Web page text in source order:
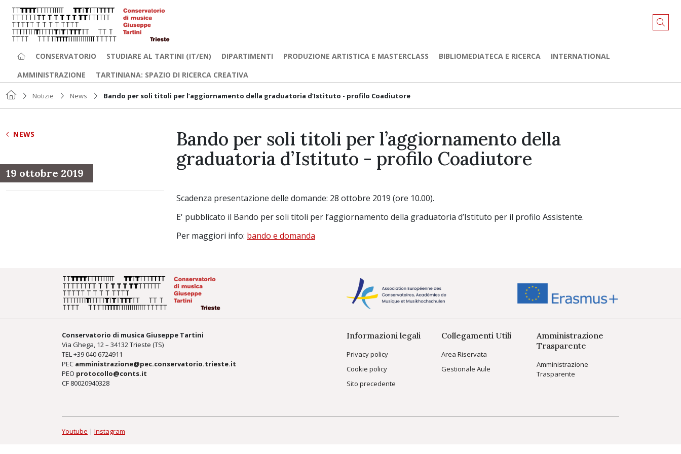
CONSERVATORIO STUDIARE AL TARTINI (IT/EN) DIPARTIMENTI PRODUZIONE ARTISTICA E MASTERCLASS BIBLIOMEDIATECA E RICERCA
INTERNATIONAL
AMMINISTRAZIONE
TARTINIANA: SPAZIO DI RICERCA CREATIVA
Notizie News Bando per soli titoli per l’aggiornamento della graduatoria d’Istituto - profilo Coadiutore
NEWS
19 ottobre 2019
Bando per soli titoli per l’aggiornamento della
graduatoria d’Istituto - profilo Coadiutore
Scadenza presentazione delle domande: 28 ottobre 2019 (ore 10.00).
E' pubblicato il Bando per soli titoli per l’aggiornamento della graduatoria d’Istituto per il profilo Assistente.
Per maggiori info: bando e domanda
Conservatorio di musica Giuseppe Tartini
Via Ghega, 12 – 34132 Trieste (TS)
TEL +39040 6724911
PEC amministrazione@pec.conservatorio.trieste.it
PEO protocollo@conts.it
CF 80020940328
Informazioni legali
Privacy policy
Cookie policy
Sito precedente
Collegamenti Utili
Area Riservata
Gestionale Aule
Amministrazione
Trasparente
Amministrazione
Trasparente
Youtube | Instagram